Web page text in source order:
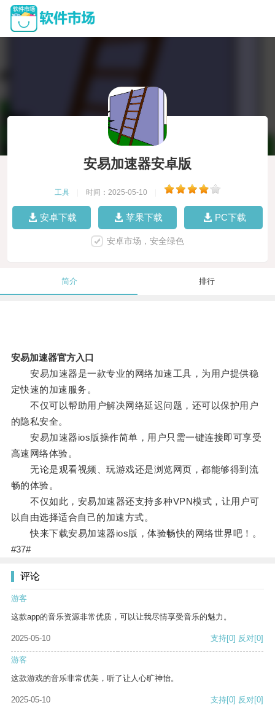
安易加速器安卓版
工具 时间：2025-05-10
安卓下载 苹果下载 PC下载
安卓市场，安全绿色
简介 排行
安易加速器官方入口
安易加速器是一款专业的网络加速工具，为用户提供稳
定快速的加速服务。
不仅可以帮助用户解决网络延迟问题，还可以保护用户
的隐私安全。
安易加速器ios版操作简单，用户只需一键连接即可享受
高速网络体验。
无论是观看视频、玩游戏还是浏览网页，都能够得到流
畅的体验。
不仅如此，安易加速器还支持多种VPN模式，让用户可
以自由选择适合自己的加速方式。
快来下载安易加速器ios版，体验畅快的网络世界吧！。
#37#
评论
游客
这款app的音乐资源非常优质，可以让我尽情享受音乐的魅力。
2025-05-10 支持[0] 反对[0]
游客
这款游戏的音乐非常优美，听了让人心旷神怡。
2025-05-10 支持[0] 反对[0]